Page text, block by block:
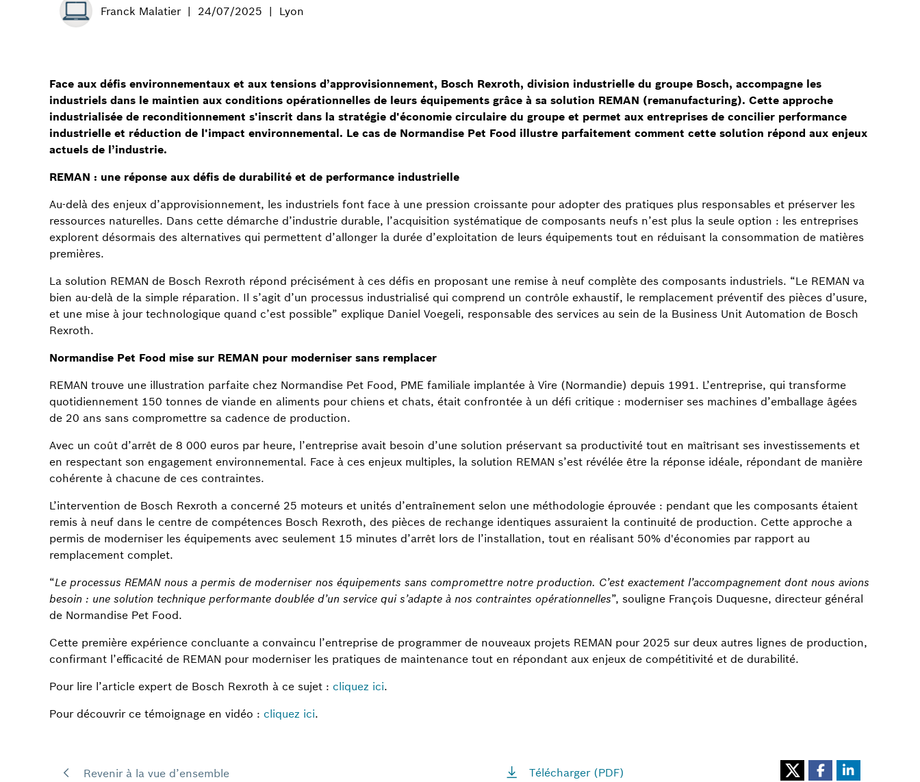
Franck Malatier 24/07/2025 Lyon
Face aux défis environnementaux et aux tensions d’approvisionnement, Bosch Rexroth, division industrielle du groupe Bosch, accompagne les
industriels dans le maintien aux conditions opérationnelles de leurs équipements grâce à sa solution REMAN (remanufacturing). Cette approche
industrialisée de reconditionnement s'inscrit dans la stratégie d'économie circulaire du groupe et permet aux entreprises de concilier performance
industrielle et réduction de l'impact environnemental. Le cas de Normandise Pet Food illustre parfaitement comment cette solution répond aux enjeux
actuels de l’industrie.
REMAN : une réponse aux défis de durabilité et de performance industrielle
Au-delà des enjeux d’approvisionnement, les industriels font face à une pression croissante pour adopter des pratiques plus responsables et préserver les
ressources naturelles. Dans cette démarche d’industrie durable, l’acquisition systématique de composants neufs n’est plus la seule option : les entreprises
explorent désormais des alternatives qui permettent d’allonger la durée d’exploitation de leurs équipements tout en réduisant la consommation de matières
premières.
La solution REMAN de Bosch Rexroth répond précisément à ces défis en proposant une remise à neuf complète des composants industriels. “Le REMAN va
bien au-delà de la simple réparation. Il s’agit d’un processus industrialisé qui comprend un contrôle exhaustif, le remplacement préventif des pièces d’usure,
et une mise à jour technologique quand c’est possible” explique Daniel Voegeli, responsable des services au sein de la Business Unit Automation de Bosch
Rexroth.
Normandise Pet Food mise sur REMAN pour moderniser sans remplacer
REMAN trouve une illustration parfaite chez Normandise Pet Food, PME familiale implantée à Vire (Normandie) depuis 1991. L’entreprise, qui transforme
quotidiennement 150 tonnes de viande en aliments pour chiens et chats, était confrontée à un défi critique : moderniser ses machines d’emballage âgées
de 20 ans sans compromettre sa cadence de production.
Avec un coût d’arrêt de 8 000 euros par heure, l’entreprise avait besoin d’une solution préservant sa productivité tout en maîtrisant ses investissements et
en respectant son engagement environnemental. Face à ces enjeux multiples, la solution REMAN s’est révélée être la réponse idéale, répondant de manière
cohérente à chacune de ces contraintes.
L’intervention de Bosch Rexroth a concerné 25 moteurs et unités d’entraînement selon une méthodologie éprouvée : pendant que les composants étaient
remis à neuf dans le centre de compétences Bosch Rexroth, des pièces de rechange identiques assuraient la continuité de production. Cette approche a
permis de moderniser les équipements avec seulement 15 minutes d’arrêt lors de l’installation, tout en réalisant 50% d'économies par rapport au
remplacement complet.
“Le processus REMAN nous a permis de moderniser nos équipements sans compromettre notre production. C’est exactement l’accompagnement dont nous avions
besoin : une solution technique performante doublée d’un service qui s’adapte à nos contraintes opérationnelles”, souligne François Duquesne, directeur général
de Normandise Pet Food.
Cette première expérience concluante a convaincu l’entreprise de programmer de nouveaux projets REMAN pour 2025 sur deux autres lignes de production,
confirmant l’efficacité de REMAN pour moderniser les pratiques de maintenance tout en répondant aux enjeux de compétitivité et de durabilité.
Pour lire l’article expert de Bosch Rexroth à ce sujet : cliquez ici.
Pour découvrir ce témoignage en vidéo : cliquez ici.
Revenir à la vue d’ensemble Télécharger (PDF)